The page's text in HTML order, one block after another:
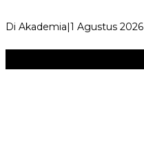
Di Akademia|1 Agustus 2026